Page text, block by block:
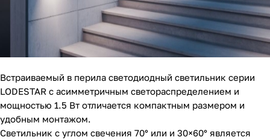
Встраиваемый в перила светодиодный светильник серии
LODESTAR с асимметричным светораспределением и
мощностью 1.5 Вт отличается компактным размером и
удобным монтажом.
Светильник с углом свечения 70° или и 30×60° является